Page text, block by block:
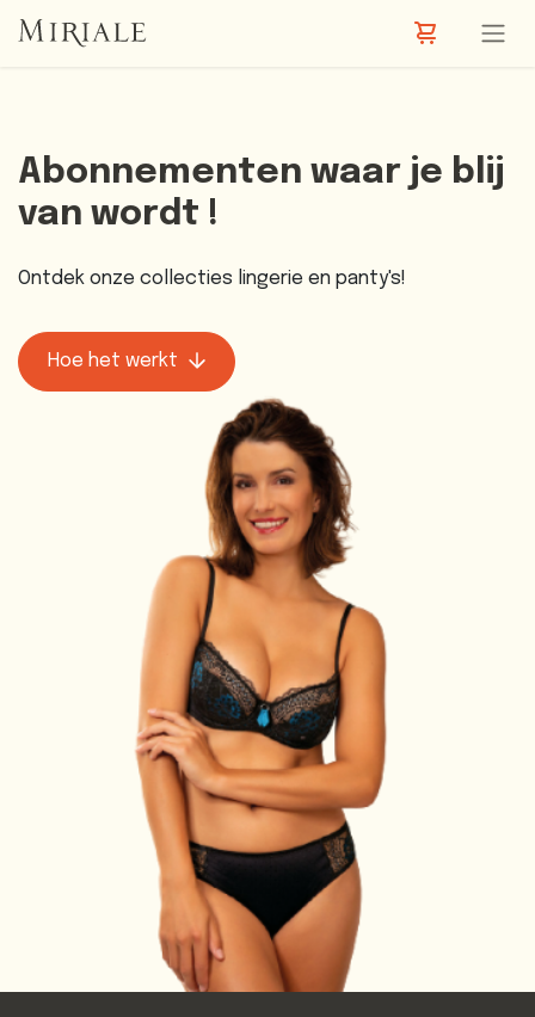
Abonnementen waar je blij
van wordt !
Ontdek onze collecties lingerie en panty's!
Hoe het werkt